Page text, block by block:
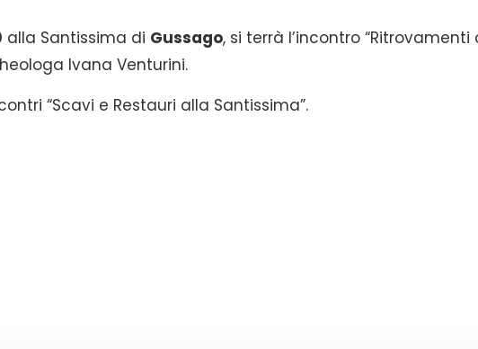
alla Santissima di Gussago, si terrà l’incontro “Ritrovamenti
Ivana Venturini.
“Scavi e Restauri alla Santissima”.